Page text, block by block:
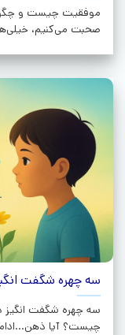
موفقیت چیست و
صحبت می‌کنیم، خیلی‌ها
سه چهره شگفت
سه چهره شگفت انگیز
چیست؟ آیا